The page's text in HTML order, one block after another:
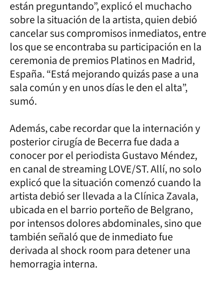
están preguntando”, explicó el muchacho
sobre la situación de la artista, quien debió
cancelar sus compromisos inmediatos, entre
los que se encontraba su participación en la
ceremonia de premios Platinos en Madrid,
España. “Está mejorando quizás pase a una
sala común y en unos días le den el alta”,
sumó.
Además, cabe recordar que la internación y
posterior cirugía de Becerra fue dada a
conocer por el periodista Gustavo Méndez,
en canal de streaming LOVE/ST. Allí, no solo
explicó que la situación comenzó cuando la
artista debió ser llevada a la Clínica Zavala,
ubicada en el barrio porteño de Belgrano,
por intensos dolores abdominales, sino que
también señaló que de inmediato fue
derivada al shock room para detener una
hemorragia interna.